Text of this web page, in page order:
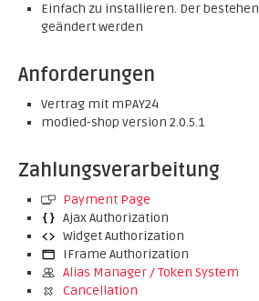
Einfach zu installieren. Der
geändert werden
Anforderungen
Vertrag mit mPAY24
modied-shop version 2.0.5.1
Zahlungsverarbeitung
Payment Page
Ajax Authorization
Widget Authorization
IFrame Authorization
Alias Manager / Token System
Cancellation